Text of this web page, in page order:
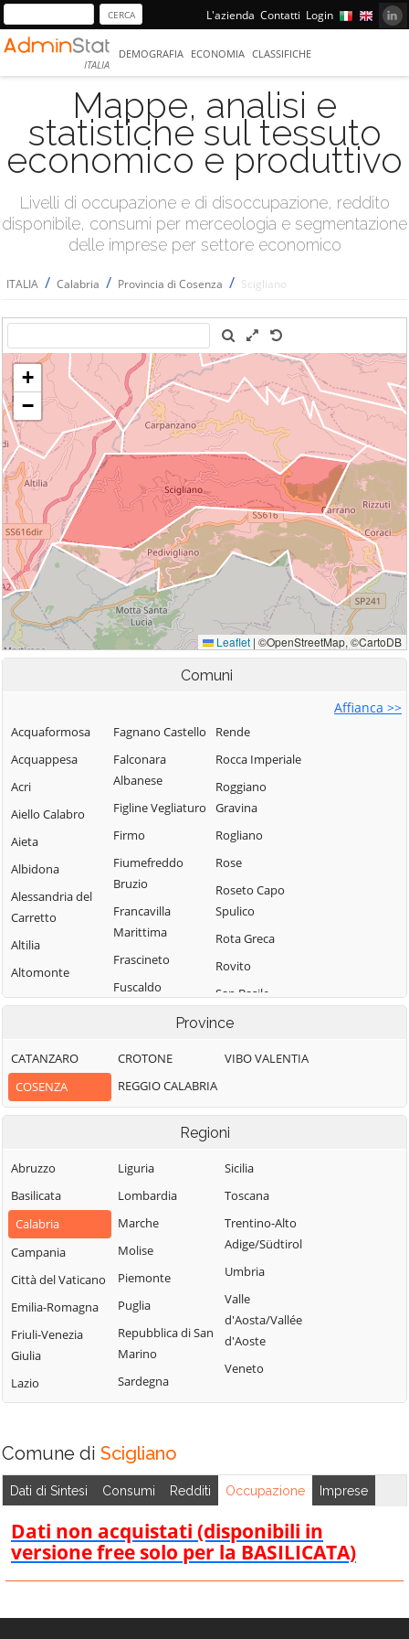
L'azienda Contatti Login
ITALIA
DEMOGRAFIA ECONOMIA CLASSIFICHE
Mappe, analisi e
statistiche sul tessuto
economico e produttivo
Livelli di occupazione e di disoccupazione, reddito
disponibile, consumi per merceologia e segmentazione
delle imprese per settore economico
ITALIA / Calabria / Provincia di Cosenza / Scigliano
Comuni
Affianca >>
Acquaformosa
Acquappesa
Acri
Aiello Calabro
Aieta
Albidona
Alessandria del
Carretto
Altilia
Altomonte
Amantea
Aprigliano
Belmonte
Calabro
Bianchi
Bisignano
Bocchigliero
Bonifati
Buonvicino
Calopezzati
Cariati
Carolei
Carpanzano
Casali del Manco
Cassano all'Ionio
Fagnano Castello
Falconara
Albanese
Figline Vegliaturo
Firmo
Fiumefreddo
Bruzio
Francavilla
Marittima
Frascineto
Fuscaldo
Piemontese
Lago
Laino Castello
Lappano
Lattarico
Longobardi
Longobucco
Lungro
Luzzi
Mandatoriccio
Mangone
Marano
Marchesato
Marano
Rende
Rocca Imperiale
Roggiano
Gravina
Rogliano
Rose
Roseto Capo
Spulico
Rota Greca
Rovito
San Basile
San Benedetto
Albanese
San Demetrio
Corone
San Donato di
San Giorgio
Albanese
San Giovanni in
Fiore
San Lorenzo
Vallo
Argentano
Finita
San Nicola Arcella
Province
CATANZARO
COSENZA
CROTONE
REGGIO CALABRIA
VIBO VALENTIA
Regioni
Abruzzo
Basilicata
Calabria
Campania
Città del Vaticano
Emilia-Romagna
Friuli-Venezia
Giulia
Lazio
Liguria
Lombardia
Marche
Molise
Piemonte
Puglia
Repubblica di San
Marino
Sardegna
Sicilia
Toscana
Trentino-Alto
Adige/Südtirol
Umbria
Valle
d'Aosta/Vallée
d'Aoste
Veneto
Comune di Scigliano
Dati di Sintesi Consumi Redditi Occupazione Imprese
Dati non acquistati (disponibili in
versione free solo per la BASILICATA)